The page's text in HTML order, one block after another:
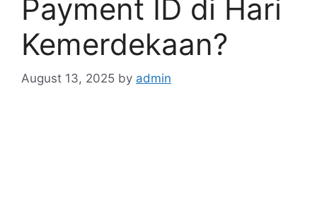
Payment ID di Hari
Kemerdekaan?
August 13, 2025 by admin